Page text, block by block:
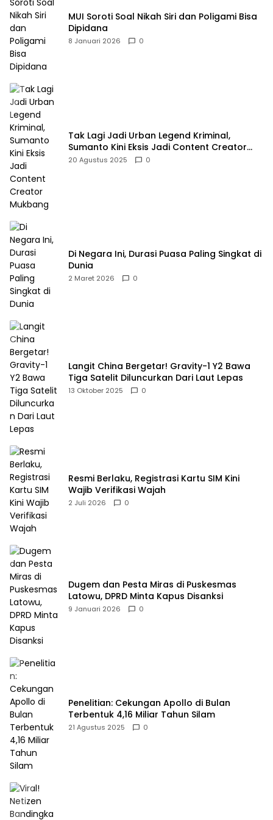
MUI Soroti Soal Nikah Siri dan Poligami Bisa
Dipidana
8 Januari 2026 0
Tak Lagi Jadi Urban Legend Kriminal,
Sumanto Kini Eksis Jadi Content Creator
Mukbang
20 Agustus 2025 0
Di Negara Ini, Durasi Puasa Paling Singkat di
Dunia
2 Maret 2026 0
Langit China Bergetar! Gravity-1 Y2 Bawa
Tiga Satelit Diluncurkan Dari Laut Lepas
13 Oktober 2025 0
Resmi Berlaku, Registrasi Kartu SIM Kini
Wajib Verifikasi Wajah
2 Juli 2026 0
Dugem dan Pesta Miras di Puskesmas
Latowu, DPRD Minta Kapus Disanksi
9 Januari 2026 0
Penelitian: Cekungan Apollo di Bulan
Terbentuk 4,16 Miliar Tahun Silam
21 Agustus 2025 0